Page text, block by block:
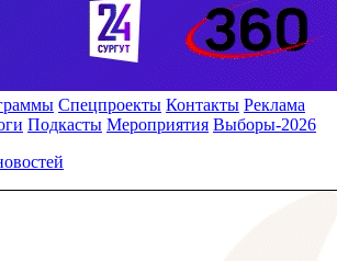
Спецпроекты Контакты Реклама
Подкасты Мероприятия Выборы-2026